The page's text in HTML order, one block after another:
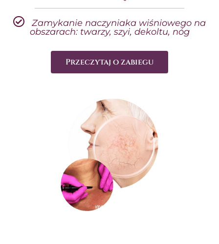
Zamykanie naczyniaka wiśniowego na
obszarach: twarzy, szyi, dekoltu, nóg
Przeczytaj o zabiegu